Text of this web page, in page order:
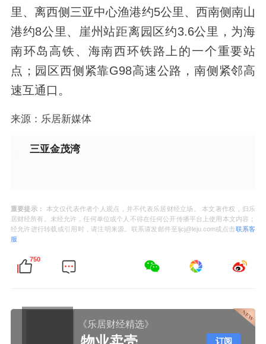
里、离西侧三亚中心渔港约5公里、西南侧南山
港约8公里、崖州站距离园区约3.6公里，为海
南环岛高铁、海南西环铁路上的一个重要站
点；园区西侧紧靠G98高速公路，南侧紧邻高
速互通口。
来源：乐居新媒体
三亚金茂湾
重要提示：
本文仅代表作者个人观点，并不代表乐居财经立场。 本文著作权，归乐
居财经所有。未经允许，任何单位或个人不得在任何公开传播平台上使用本文内容；
经允许进行转载或引用时，请注明来源。联系请发邮件至ljcj@leju.com或点击联系客
服
750
《乐居财经精选》
订阅